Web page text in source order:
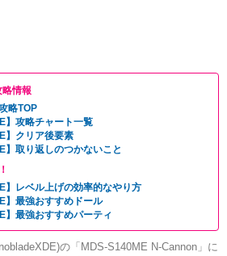
情報
略TOP
】攻略チャート一覧
】クリア後要素
】取り返しのつかないこと
】レベル上げの効率的なやり方
】最強おすすめドール
】最強おすすめパーティ
の「MDS-S140ME N-Cannon」に